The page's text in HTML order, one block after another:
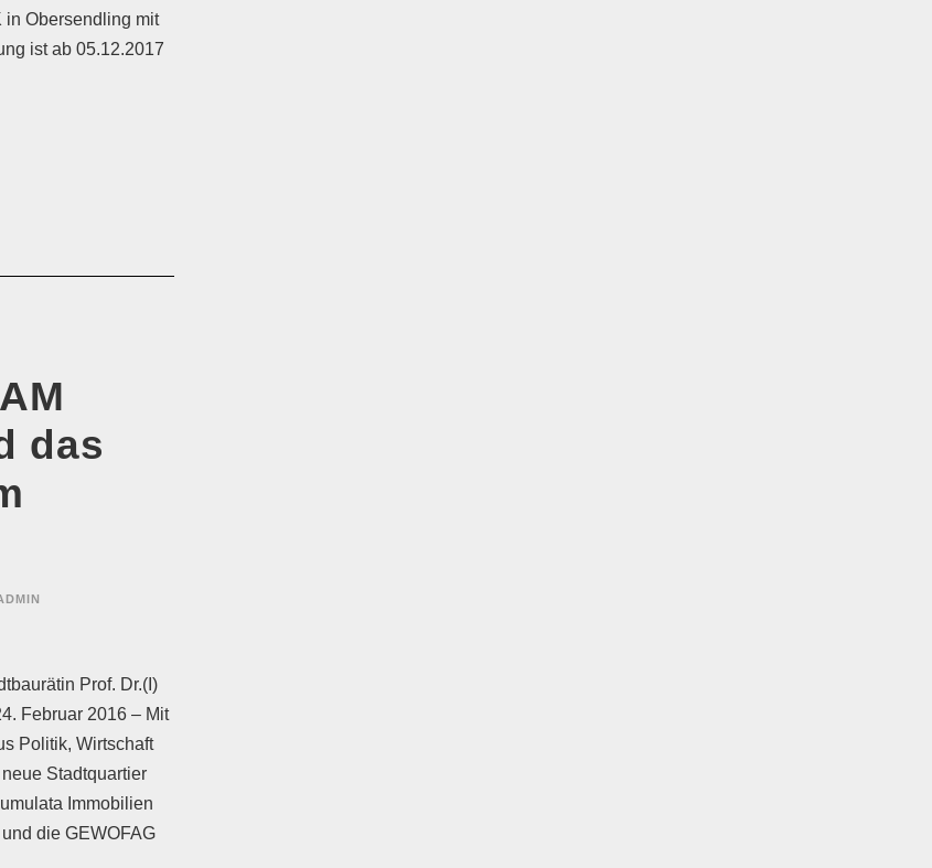
in Obersendling mit
ist ab 05.12.2017
das
Prof. Dr.(I)
Februar 2016 – Mit
Politik, Wirtschaft
Stadtquartier
Immobilien
die GEWOFAG